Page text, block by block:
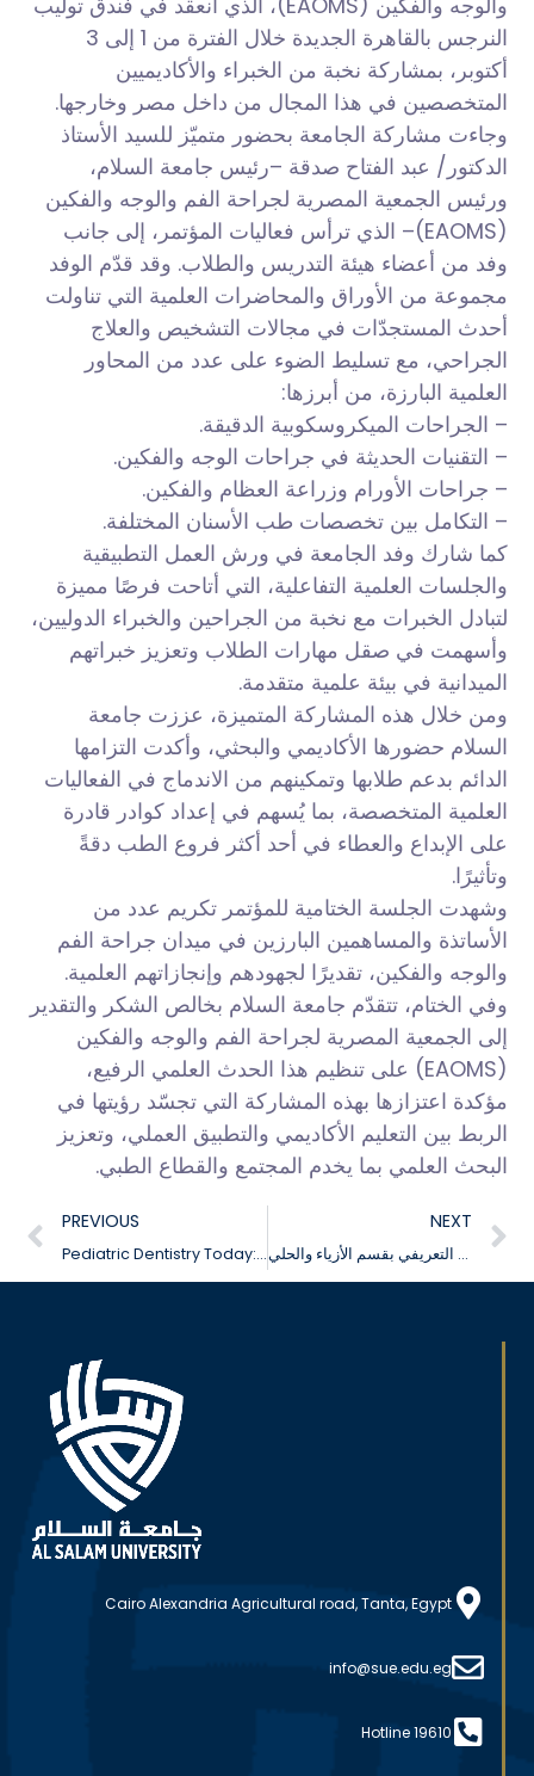
النرجس بالقاهرة الجديدة
خلال الفترة من 1 إلى 3
أكتوبر، بمشاركة نخبة من الخبراء والأكاديميين
المتخصصين في هذا المجال من داخل مصر وخارجها.
وجاءت مشاركة الجامعة بحضور متميّز للسيد الأستاذ
الدكتور/ عبد الفتاح صدقة –رئيس جامعة السلام،
ورئيس الجمعية المصرية لجراحة الفم والوجه والفكين
(EAOMS)– الذي ترأس فعاليات المؤتمر، إلى جانب
وفد من أعضاء هيئة التدريس والطلاب. وقد قدّم الوفد
مجموعة من الأوراق والمحاضرات العلمية التي تناولت
أحدث المستجدّات في مجالات التشخيص والعلاج
الجراحي، مع تسليط الضوء على عدد من المحاور
العلمية البارزة، من أبرزها:
– الجراحات الميكروسكوبية الدقيقة.
– التقنيات الحديثة في جراحات الوجه والفكين.
– جراحات الأورام وزراعة العظام والفكين.
– التكامل بين تخصصات طب الأسنان المختلفة.
كما شارك وفد الجامعة في ورش العمل التطبيقية
والجلسات العلمية التفاعلية، التي أتاحت فرصًا مميزة
لتبادل الخبرات مع نخبة من الجراحين والخبراء الدوليين،
وأسهمت في صقل مهارات الطلاب وتعزيز خبراتهم
الميدانية في بيئة علمية متقدمة.
ومن خلال هذه المشاركة المتميزة، عززت جامعة
السلام حضورها الأكاديمي والبحثي، وأكدت التزامها
الدائم بدعم طلابها وتمكينهم من الاندماج في الفعاليات
العلمية المتخصصة، بما يُسهم في إعداد كوادر قادرة
على الإبداع والعطاء في أحد أكثر فروع الطب دقةً
وتأثيرًا.
وشهدت الجلسة الختامية للمؤتمر تكريم عدد من
الأساتذة والمساهمين البارزين في ميدان جراحة الفم
والوجه والفكين، تقديرًا لجهودهم وإنجازاتهم العلمية.
وفي الختام، تتقدّم جامعة السلام بخالص الشكر والتقدير
إلى الجمعية المصرية لجراحة الفم والوجه والفكين
(EAOMS) على تنظيم هذا الحدث العلمي الرفيع،
مؤكدة اعتزازها بهذه المشاركة التي تجسّد رؤيتها في
الربط بين التعليم الأكاديمي والتطبيق العملي، وتعزيز
البحث العلمي بما يخدم المجتمع والقطاع الطبي.
PREVIOUS
Pediatric Dentistry Today: Challenges and Clinical Solutions
NEXT
فعاليات اللقاء التعريفي بقسم الأزياء والحلي
Cairo Alexandria Agricultural road, Tanta, Egypt
info@sue.edu.eg
Hotline 19610